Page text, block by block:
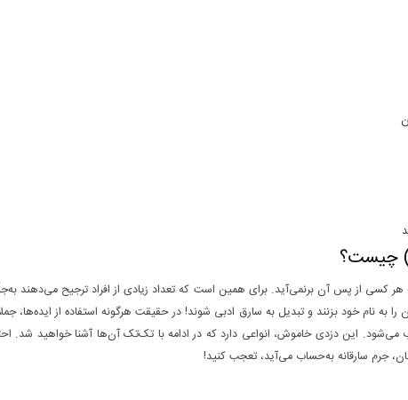
از پس آن برنمی‌آید. برای همین است که تعداد زیادی از افراد ترجیح می‌دهند
را به نام خود بزنند و تبدیل به سارق ادبی شوند! در حقیقت هرگونه استفاده از ایده‌ها،
این دزدی خاموش،‌ انواعی دارد که در ادامه با تک‌تک آن‌ها آشنا خواهید شد.
جرم سارقانه به‌حساب می‌آید، تعجب کنید!